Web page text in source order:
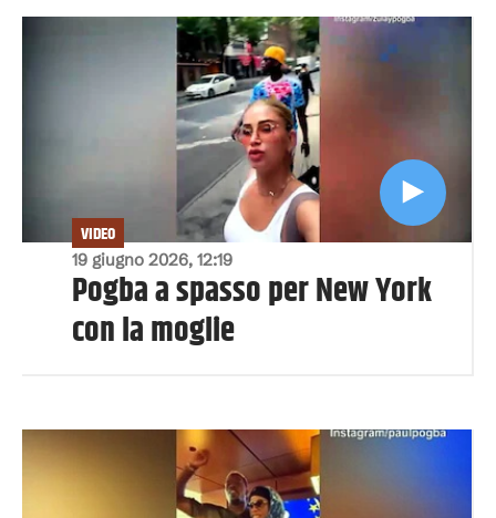
19 giugno 2026, 12:19
VIDEO
Pogba a spasso per New York
con la moglie